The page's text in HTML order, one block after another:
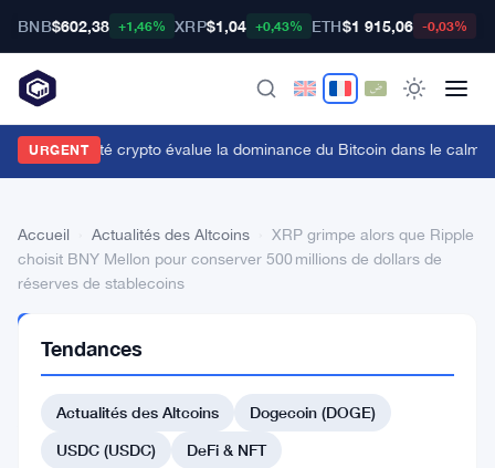
BNB$602,38 +1,46% XRP$1,04 +0,43% ETH$1 915,06 -0,03%
URGENT
communauté crypto évalue la dominance du Bitcoin dans le calme
Accueil Actualités des Altcoins
XRP grimpe alors que Ripple
choisit BNY Mellon pour conserver 500 millions de dollars de
réserves de stablecoins
DES
ALTCOINS
XRP
grimpe
Tendances
Actualités des Altcoins
Dogecoin (DOGE)
USDC (USDC)
DeFi & NFT